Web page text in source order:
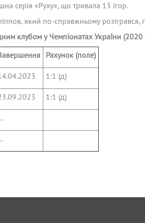
серія «Руху», що тривала 13 ігор.
який по-справжньому розігрався,
клубом у Чемпіонатах України
Рахунок (поле)
1:1 (д)
1:1 (д)